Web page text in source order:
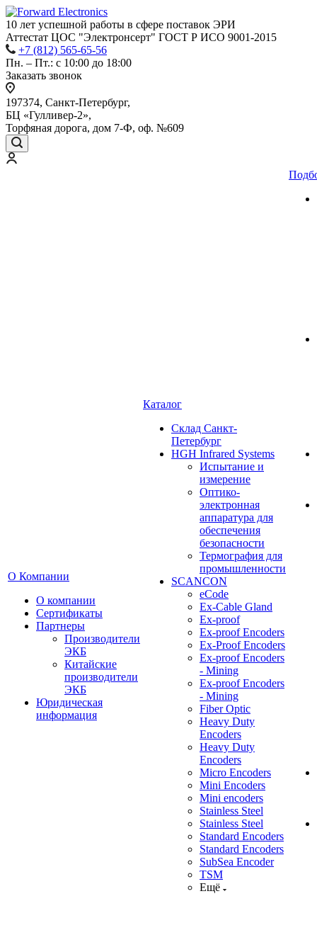
10 лет успешной работы в сфере поставок ЭРИ
Аттестат ЦОС "Электронсерт" ГОСТ Р ИСО 9001-2015
+7 (812) 565-65-56
Пн. – Пт.: с 10:00 до 18:00
Заказать звонок
197374, Санкт-Петербург,
БЦ «Гулливер-2»,
Торфяная дорога, дом 7-Ф, оф. №609
О Компании
О компании
Сертификаты
Партнеры
Производители
ЭКБ
Китайские
производители
ЭКБ
Юридическая
информация
Каталог
Cклад Санкт-
Петербург
HGH Infrared Systems
Испытание и
измерение
Оптико-
электронная
аппаратура для
обеспечения
безопасности
Термография для
промышленности
SCANCON
eCode
Ex-Cable Gland
Ex-proof
Ex-proof Encoders
Ex-Proof Encoders
Ex-proof Encoders
- Mining
Ex-proof Encoders
- Mining
Fiber Optic
Heavy Duty
Encoders
Heavy Duty
Encoders
Micro Encoders
Mini Encoders
Mini encoders
Stainless Steel
Stainless Steel
Standard Encoders
Standard Encoders
SubSea Encoder
TSM
Ещё